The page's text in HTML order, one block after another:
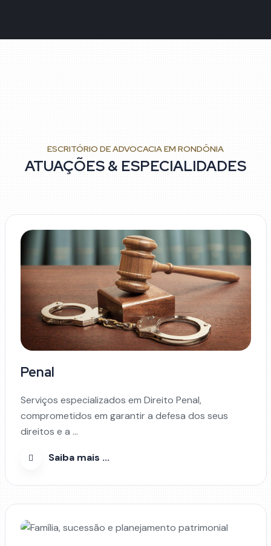
ESCRITÓRIO DE ADVOCACIA EM RONDÔNIA
ATUAÇÕES & ESPECIALIDADES
Penal
Serviços especializados em Direito Penal,
comprometidos em garantir a defesa dos seus
direitos e a ...
Saiba mais ...